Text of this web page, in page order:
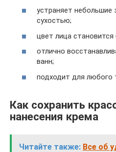
устраняет
сухостью;
цвет лица
отлично
ванн;
подходит для любого
Как сохранить
нанесения крема
Читайте также: Все об